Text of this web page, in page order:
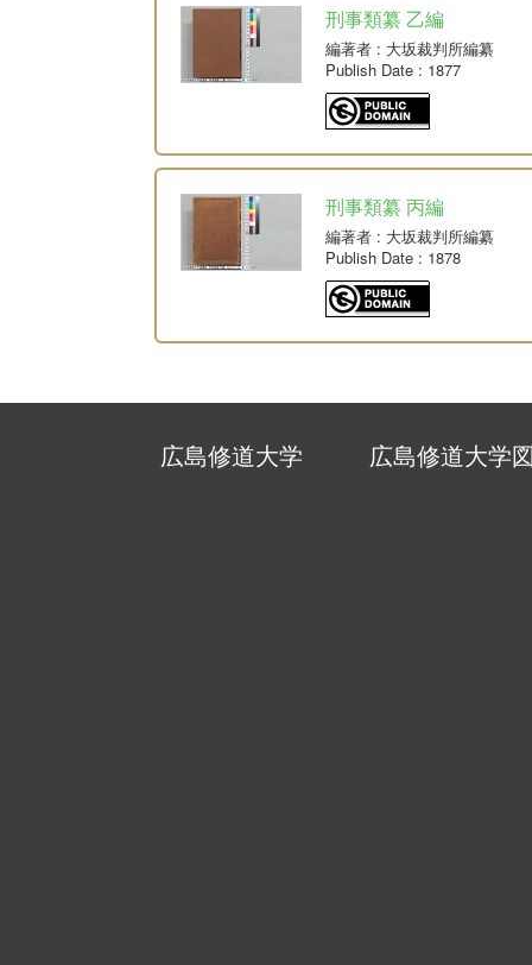
刑事類纂 乙編
編著者 : 大坂裁判所編纂
Publish Date : 1877
刑事類纂 丙編
編著者 : 大坂裁判所編纂
Publish Date : 1878
広島修道大学 広島修道大学